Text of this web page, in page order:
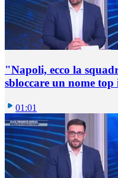
"Napoli, ecco la
sbloccare un nome
01:01